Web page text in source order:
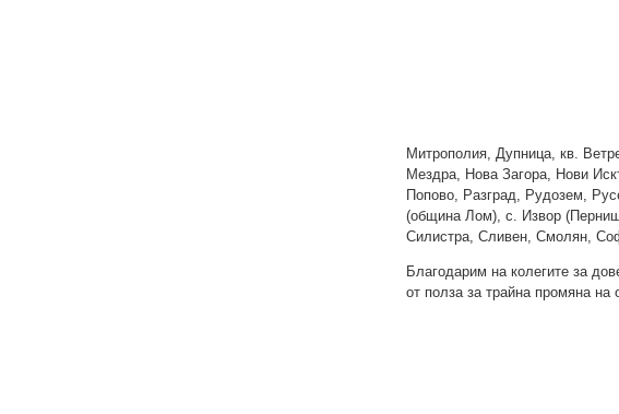
Митрополия, Дупница, кв.
Мездра, Нова Загора, Нови
Попово, Разград, Рудозем,
(община Лом), с. Извор
Силистра, Сливен, Смолян,
Благодарим на колегите за
от полза за трайна промяна на